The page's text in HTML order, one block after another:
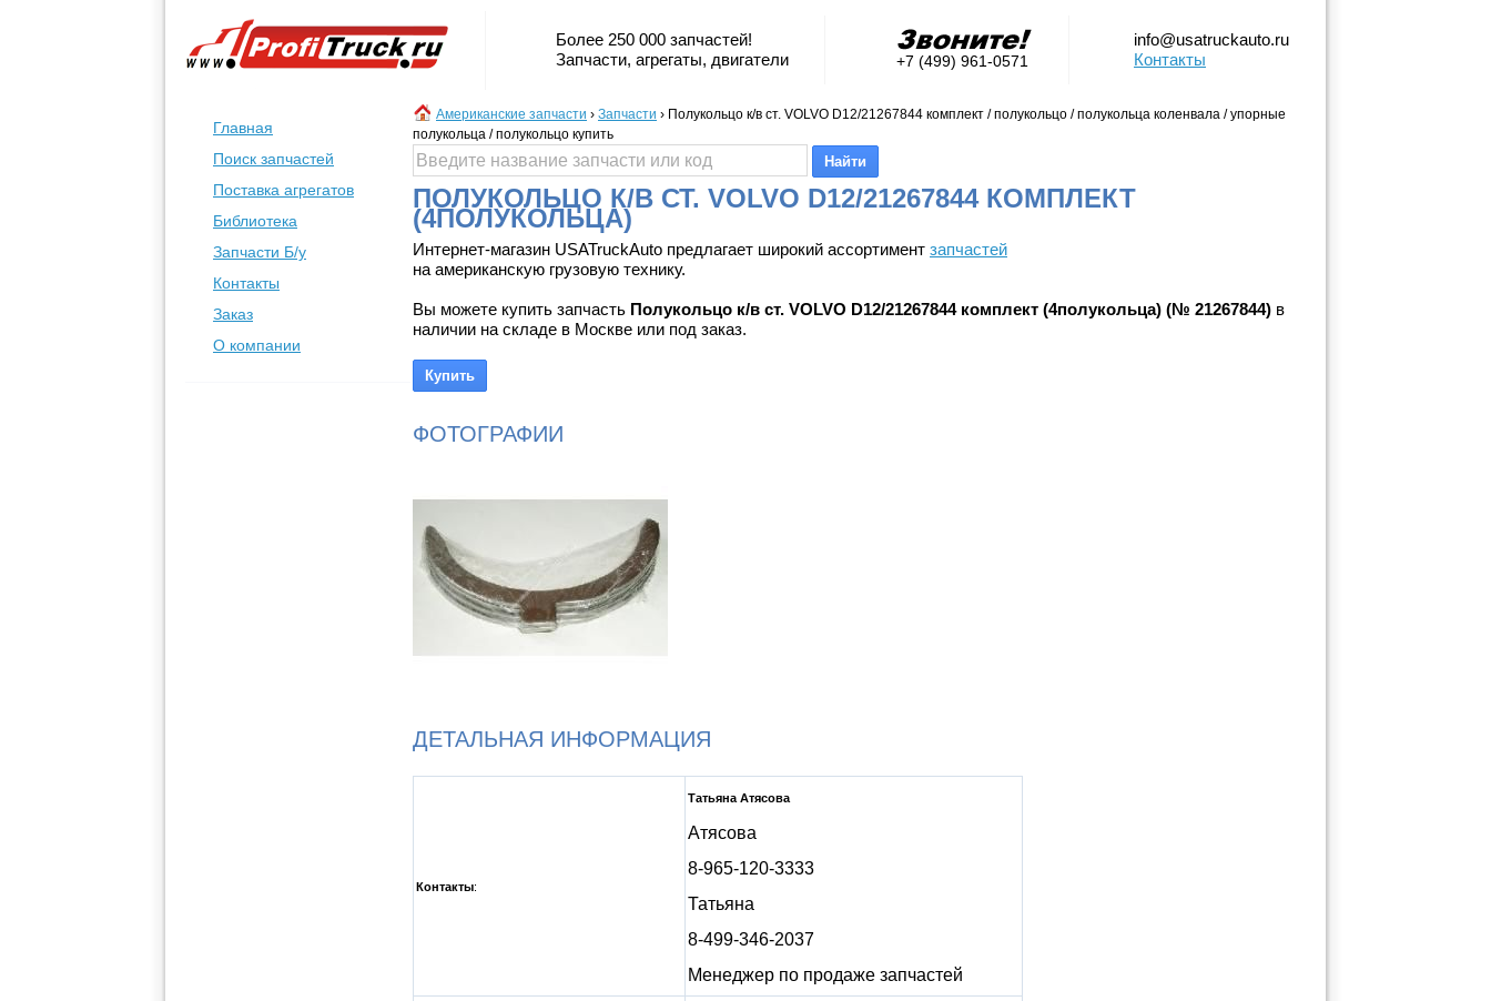
Более 250 000 запчастей!
Запчасти, агрегаты, двигатели
+7 (499) 961-0571
info@usatruckauto.ru
Контакты
Главная
Поиск запчастей
Поставка агрегатов
Библиотека
Запчасти Б/у
Контакты
Заказ
О компании
Американские запчасти › Запчасти › Полукольцо к/в ст. VOLVO D12/21267844 комплект / полукольцо / полукольца коленвала / упорные
полукольца / полукольцо купить
ПОЛУКОЛЬЦО К/В СТ. VOLVO D12/21267844 КОМПЛЕКТ
(4ПОЛУКОЛЬЦА)
Интернет-магазин USATruckAuto предлагает широкий ассортимент запчастей
на американскую грузовую технику.
Вы можете купить запчасть Полукольцо к/в ст. VOLVO D12/21267844 комплект (4полукольца) (№ 21267844) в
наличии на складе в Москве или под заказ.
ФОТОГРАФИИ
ДЕТАЛЬНАЯ ИНФОРМАЦИЯ
Контакты:
Татьяна Атясова
Атясова
8-965-120-3333
Татьяна
8-499-346-2037
Менеджер по продаже запчастей